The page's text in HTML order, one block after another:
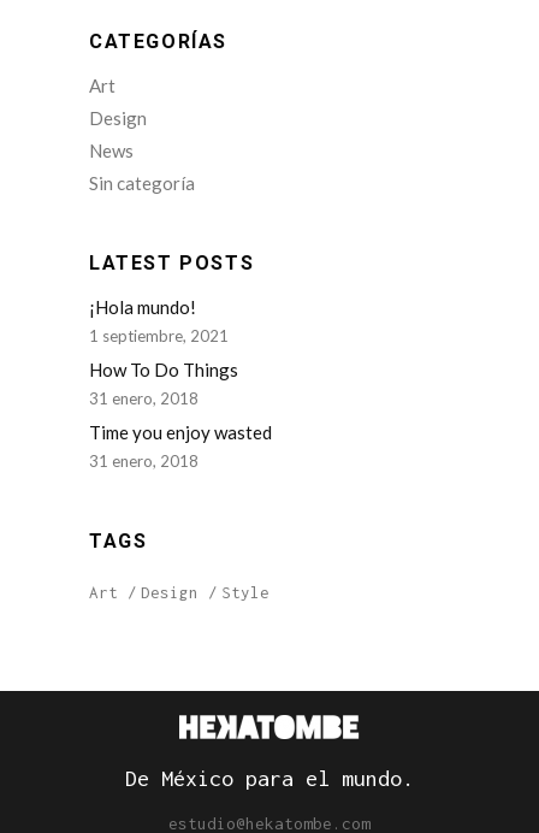
CATEGORÍAS
Art
Design
News
Sin categoría
LATEST POSTS
¡Hola mundo!
1 septiembre, 2021
How To Do Things
31 enero, 2018
Time you enjoy wasted
31 enero, 2018
TAGS
Art Design Style
De México para el mundo.
estudio@hekatombe.com